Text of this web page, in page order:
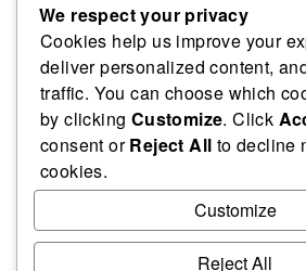
Coppa Intercontinentale FIFA
giocatori, Situazioni contrattuali,
Coppa Intercontinentale FIFA
partita, Interviste ai giocatori,
Coppa Intercontinentale FIFA
giocatori, Negoziazioni, Aspetti
We respect your privacy
Cookies help us improve your
deliver personalized content,
traffic. You can choose which
by clicking Customize. Click
consent orReject All to decline
cookies.
Customize
Reject All